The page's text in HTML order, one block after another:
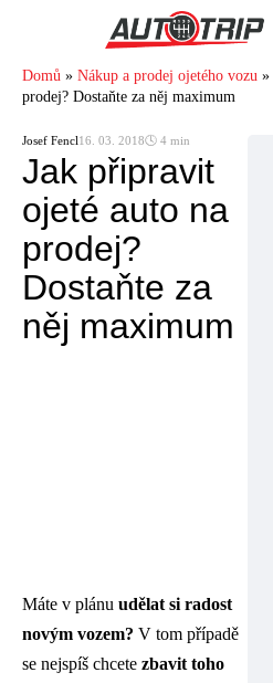
Domů » Nákup a prodej ojetého vozu »
prodej? Dostaňte za něj maximum
Josef Fencl16. 03. 2018🕓 4 min
Jak připravit
ojeté auto na
prodej?
Dostaňte za
něj maximum
Máte v plánu udělat si radost
novým vozem? V tom případě
se nejspíš chcete zbavit toho